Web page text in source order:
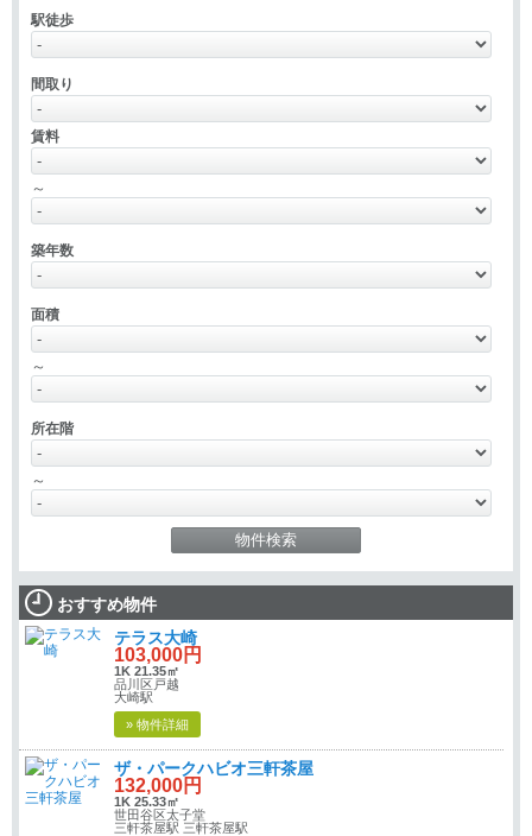
駅徒歩
間取り
賃料
～
築年数
面積
～
所在階
～
おすすめ物件
テラス大崎
103,000円
1K 21.35㎡
品川区戸越
大崎駅
» 物件詳細
ザ・パークハビオ三軒茶屋
132,000円
1K 25.33㎡
世田谷区太子堂
三軒茶屋駅 三軒茶屋駅